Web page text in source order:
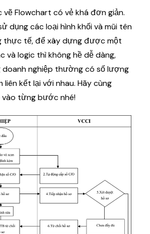
vẽ Flowchart có vẻ khá đơn giản.
dụng các loại hình khối và mũi tên
thực tế, để xây dựng được một
và logic thì không hề dễ dàng,
doanh nghiệp thường có số lượng
kết lại với nhau. Hãy cùng
từng bước nhé!